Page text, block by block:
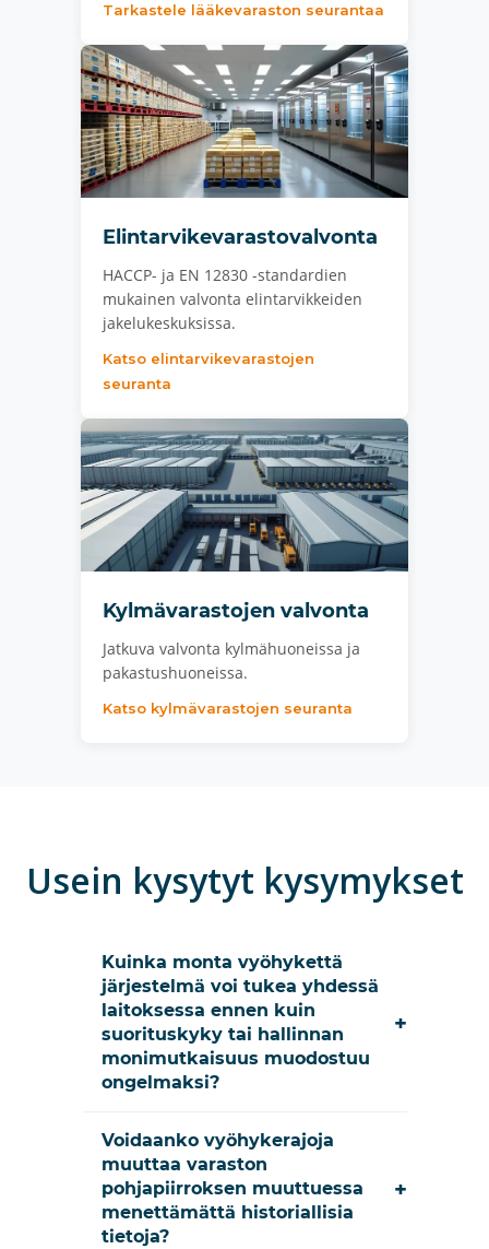
Tarkastele lääkevaraston seurantaa
Elintarvikevarastovalvonta
HACCP- ja EN 12830 -standardien
mukainen valvonta elintarvikkeiden
jakelukeskuksissa.
Katso elintarvikevarastojen
seuranta
Kylmävarastojen valvonta
Jatkuva valvonta kylmähuoneissa ja
pakastushuoneissa.
Katso kylmävarastojen seuranta
Usein kysytyt kysymykset
Kuinka monta vyöhykettä
järjestelmä voi tukea yhdessä
laitoksessa ennen kuin
suorituskyky tai hallinnan
monimutkaisuus muodostuu
ongelmaksi?
+
Voidaanko vyöhykerajoja
muuttaa varaston
pohjapiirroksen muuttuessa
menettämättä historiallisia
tietoja?
+